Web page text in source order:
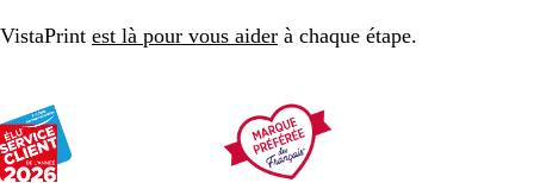
VistaPrint est là pour vous aider à chaque étape.